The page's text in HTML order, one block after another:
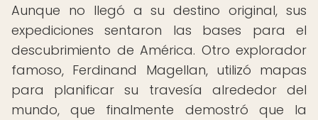
Aunque no llegó a su destino original, sus
expediciones sentaron las bases para el
descubrimiento de América. Otro explorador
famoso, Ferdinand Magellan, utilizó mapas
para planificar su travesía alrededor del
mundo, que finalmente demostró que la